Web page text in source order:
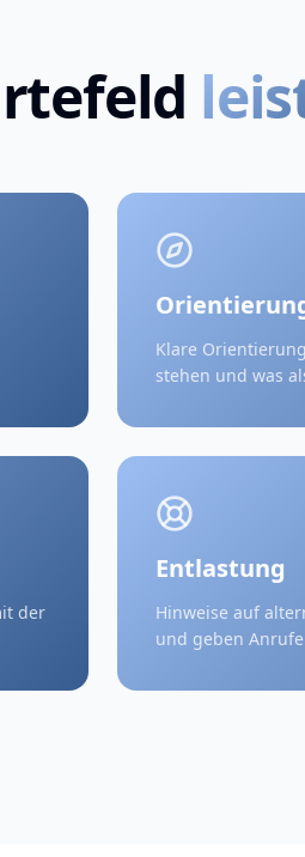
Klare
stehen und was
der
Entlastung
Hinweise auf
und geben